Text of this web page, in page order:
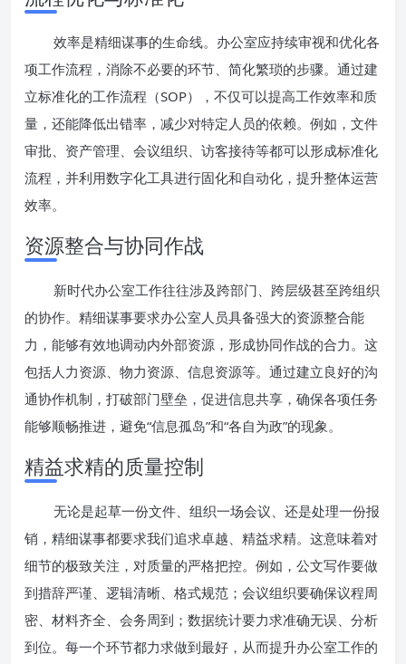
效率是精细谋事的生命线。办公室应持续审视和优化各
项工作流程，消除不必要的环节、简化繁琐的步骤。通过建
立标准化的工作流程（SOP），不仅可以提高工作效率和质
量，还能降低出错率，减少对特定人员的依赖。例如，文件
审批、资产管理、会议组织、访客接待等都可以形成标准化
流程，并利用数字化工具进行固化和自动化，提升整体运营
效率。
资源整合与协同作战
新时代办公室工作往往涉及跨部门、跨层级甚至跨组织
的协作。精细谋事要求办公室人员具备强大的资源整合能
力，能够有效地调动内外部资源，形成协同作战的合力。这
包括人力资源、物力资源、信息资源等。通过建立良好的沟
通协作机制，打破部门壁垒，促进信息共享，确保各项任务
能够顺畅推进，避免“信息孤岛”和“各自为政”的现象。
精益求精的质量控制
无论是起草一份文件、组织一场会议、还是处理一份报
销，精细谋事都要求我们追求卓越、精益求精。这意味着对
细节的极致关注，对质量的严格把控。例如，公文写作要做
到措辞严谨、逻辑清晰、格式规范；会议组织要确保议程周
密、材料齐全、会务周到；数据统计要力求准确无误、分析
到位。每一个环节都力求做到最好，从而提升办公室工作的